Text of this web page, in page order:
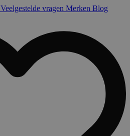
Veelgestelde vragen Merken Blog